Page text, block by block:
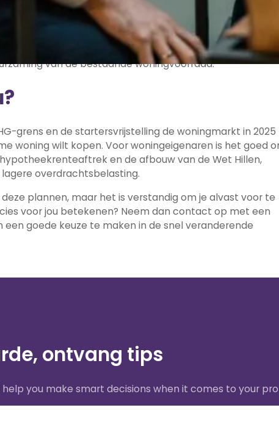
belastingen en financiering, zet het kabinet in op het
bestaande woningen. Het doel is om jaarlijks 100.000
woningen beter te benutten, bijvoorbeeld door
Duurzaamheid blijft een belangrijke pijler, met
van de bestaande woningvoorraad.
grens en de startersvrijstelling de woningmarkt in 2025
woning wilt kopen. Voor woningeigenaren is het goed
en de afbouw van de Wet Hillen,
overdrachtsbelasting.
plannen, maar het is verstandig om je alvast voor te
voor jou betekenen? Neem dan contact op met een
goede keuze te maken in de snel veranderende
ontvang tips
you make smart decisions when it comes to your